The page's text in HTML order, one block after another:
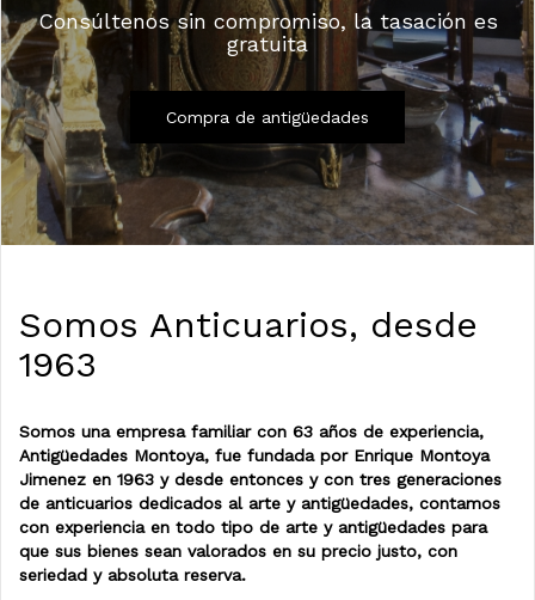
Consúltenos sin compromiso, la tasación es
gratuita
Compra de antigüedades
Somos Anticuarios, desde
1963
Somos una empresa familiar con 63 años de experiencia,
Antigüedades Montoya, fue fundada por Enrique Montoya
Jimenez en 1963 y desde entonces y con tres generaciones
de anticuarios dedicados al arte y antigüedades, contamos
con experiencia en todo tipo de arte y antigüedades para
que sus bienes sean valorados en su precio justo, con
seriedad y absoluta reserva.